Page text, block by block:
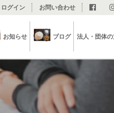
ログイン お問い合わせ
お知らせ ブログ 法人・団体